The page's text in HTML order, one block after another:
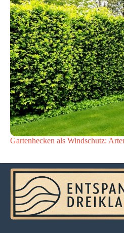
Gartenhecken als Windschutz: